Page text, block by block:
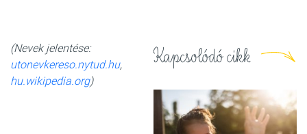
Kapcsolódó cikk
(Nevek jelentése:
utonevkereso.nytud.hu,
hu.wikipedia.org)